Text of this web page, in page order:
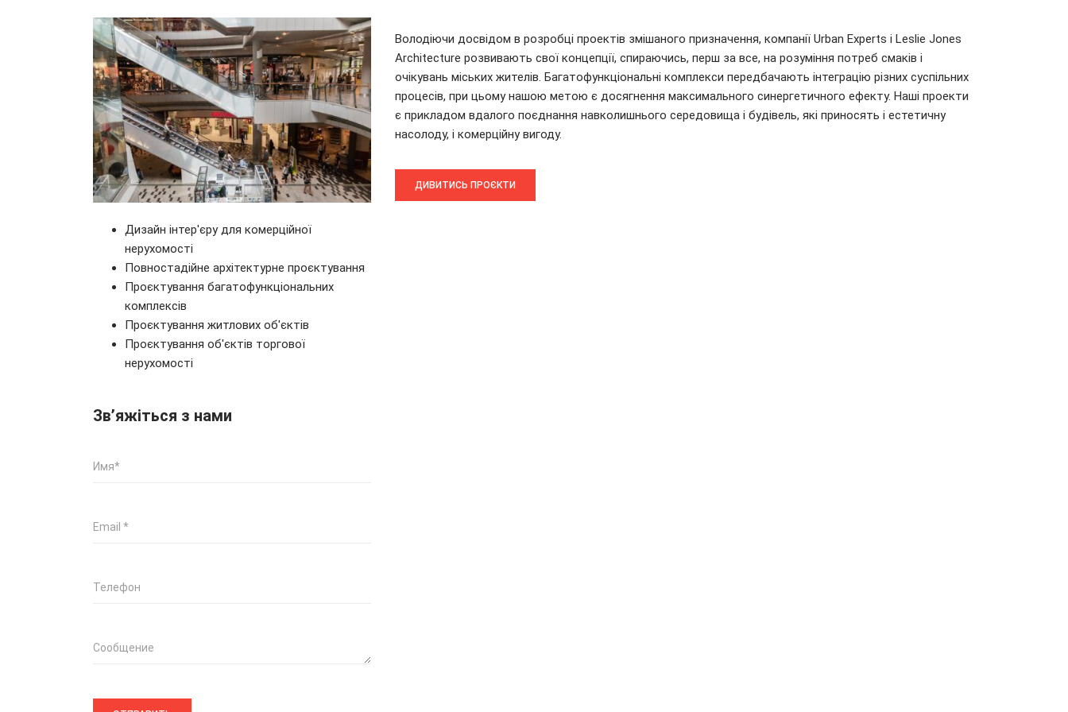
Дизайн інтер'єру для комерційної
нерухомості
Повностадійне архітектурне проєктування
Проєктування багатофункціональних
комплексів
Проєктування житлових об'єктів
Проєктування об'єктів торгової
нерухомості
Зв’яжіться з нами
Имя*
Email *
Телефон
Сообщение
Володіючи досвідом в розробці проектів змішаного призначення, компанії Urban Experts і Leslie Jones
Architecture розвивають свої концепції, спираючись, перш за все, на розуміння потреб смаків і
очікувань міських жителів. Багатофункціональні комплекси передбачають інтеграцію різних суспільних
процесів, при цьому нашою метою є досягнення максимального синергетичного ефекту. Наші проекти
є прикладом вдалого поєднання навколишнього середовища і будівель, які приносять і естетичну
насолоду, і комерційну вигоду.
ДИВИТИСЬ ПРОЄКТИ